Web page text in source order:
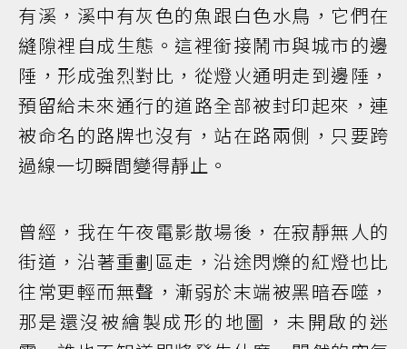
有溪，溪中有灰色的魚跟白色水鳥，它們在
縫隙裡自成生態。這裡銜接鬧市與城市的邊
陲，形成強烈對比，從燈火通明走到邊陲，
預留給未來通行的道路全部被封印起來，連
被命名的路牌也沒有，站在路兩側，只要跨
過線一切瞬間變得靜止。
曾經，我在午夜電影散場後，在寂靜無人的
街道，沿著重劃區走，沿途閃爍的紅燈也比
往常更輕而無聲，漸弱於末端被黑暗吞噬，
那是還沒被繪製成形的地圖，未開啟的迷